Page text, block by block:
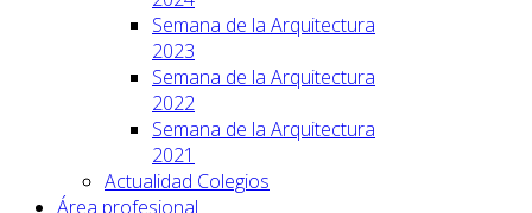
Semana de la Arquitectura
2023
Semana de la Arquitectura
2022
Semana de la Arquitectura
2021
Actualidad Colegios
Área profesional